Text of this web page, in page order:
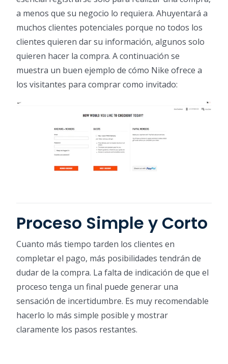
a menos que su negocio lo requiera. Ahuyentará a
muchos clientes potenciales porque no todos los
clientes quieren dar su información, algunos solo
quieren hacer la compra. A continuación se
muestra un buen ejemplo de cómo Nike ofrece a
los visitantes para comprar como invitado:
Proceso Simple y Corto
Cuanto más tiempo tarden los clientes en
completar el pago, más posibilidades tendrán de
dudar de la compra. La falta de indicación de que el
proceso tenga un final puede generar una
sensación de incertidumbre. Es muy recomendable
hacerlo lo más simple posible y mostrar
claramente los pasos restantes.